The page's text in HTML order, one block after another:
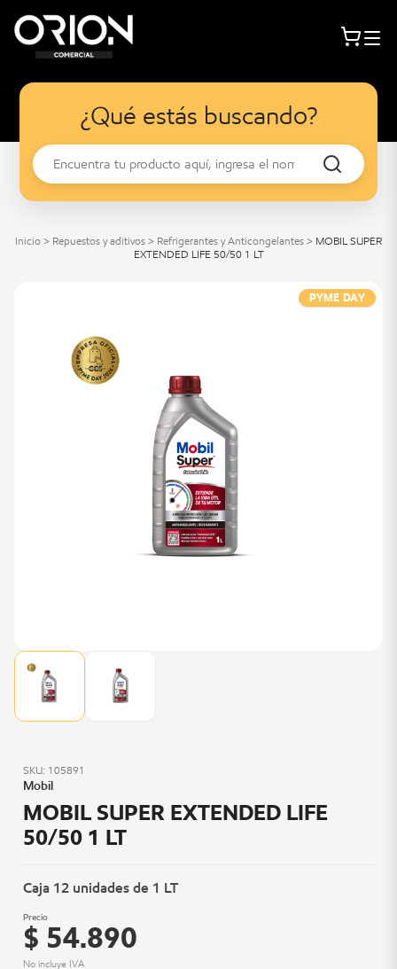
¿Qué estás buscando?
Inicio > Repuestos y aditivos > Refrigerantes y Anticongelantes > MOBIL SUPER
EXTENDED LIFE 50/50 1 LT
PYME DAY
SKU: 105891
Mobil
MOBIL SUPER EXTENDED LIFE
50/50 1 LT
Caja 12 unidades de 1 LT
Precio
$ 54.890
No incluye IVA